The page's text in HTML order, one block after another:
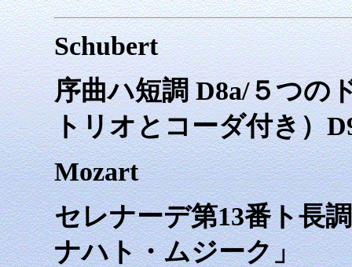
Schubert
序曲ハ短調 D8a/５つの
トリオとコーダ付き）
Mozart
セレナーデ第13番ト長
ナハト・ムジーク」